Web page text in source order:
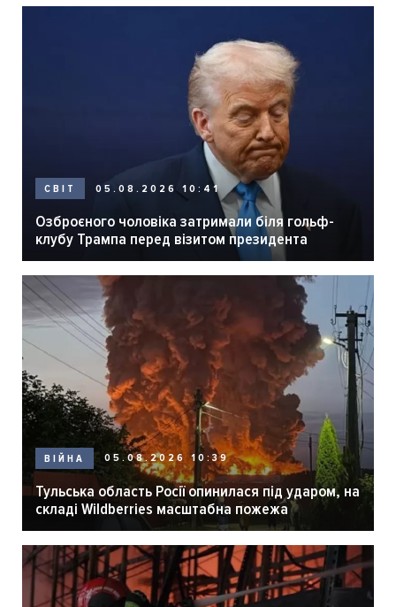
СВІТ 05.08.2026 10:41
Озброєного чоловіка затримали біля гольф-
клубу Трампа перед візитом президента
ВІЙНА 05.08.2026 10:39
Тульська область Росії опинилася під ударом, на
складі Wildberries масштабна пожежа